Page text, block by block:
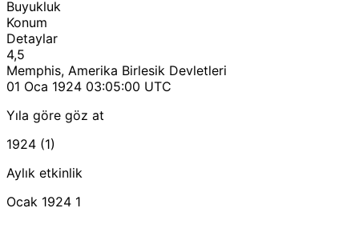
Buyukluk
Konum
Detaylar
4,5
Memphis, Amerika Birlesik Devletleri
01 Oca 1924 03:05:00 UTC
Yıla göre göz at
1924 (1)
Aylık etkinlik
Ocak 1924 1